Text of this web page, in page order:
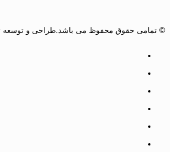
© تمامی حقوق محفوظ می باشد.طراحی و توسعه